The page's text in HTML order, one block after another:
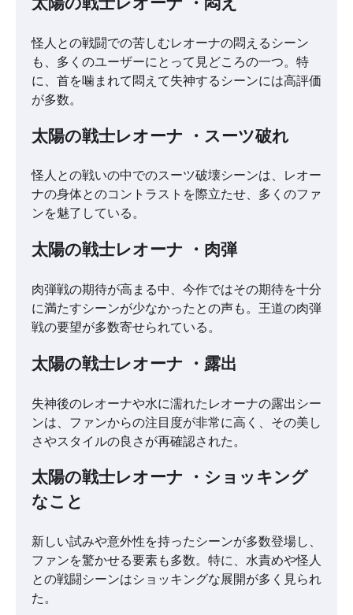
怪人との戦闘での苦しむレオーナの悶えるシーン
も、多くのユーザーにとって見どころの一つ。特
に、首を噛まれて悶えて失神するシーンには高評価
が多数。
太陽の戦士レオーナ ・スーツ破れ
怪人との戦いの中でのスーツ破壊シーンは、レオー
ナの身体とのコントラストを際立たせ、多くのファ
ンを魅了している。
太陽の戦士レオーナ ・肉弾
肉弾戦の期待が高まる中、今作ではその期待を十分
に満たすシーンが少なかったとの声も。王道の肉弾
戦の要望が多数寄せられている。
太陽の戦士レオーナ ・露出
失神後のレオーナや水に濡れたレオーナの露出シー
ンは、ファンからの注目度が非常に高く、その美し
さやスタイルの良さが再確認された。
太陽の戦士レオーナ ・ショッキング
なこと
新しい試みや意外性を持ったシーンが多数登場し、
ファンを驚かせる要素も多数。特に、水責めや怪人
との戦闘シーンはショッキングな展開が多く見られ
た。